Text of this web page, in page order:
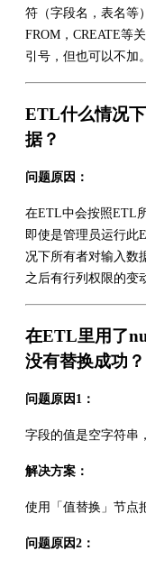
符（字段名，表名等
FROM，CREATE等
引号，但也可以不加。
ETL什么情况
据？
问题原因：
在ETL中会按照ETL
即使是管理员运行此
况下所有者对输入数
之后有行列权限的变
在ETL里用了
没有替换成功？
问题原因1：
字段的值是空字符串
解决方案：
使用「值替换」节点
问题原因2：